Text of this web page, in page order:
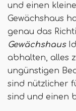
und einen
Gewächshaus
genau das
Gewächshaus
abhalten, alles
ungünstigen
sind nützlicher
sind und einen